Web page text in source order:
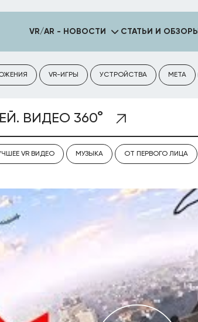
VR/AR - НОВОСТИ СТАТЬИ И ОБЗОРЫ
VR-ИГРЫ УСТРОЙСТВА META
ВИДЕО 360°
VR ВИДЕО МУЗЫКА ОТ ПЕРВОГО ЛИЦА